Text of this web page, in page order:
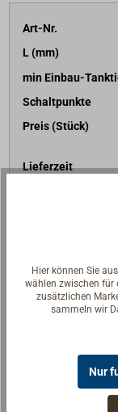
Art-Nr.
L (mm)
min Einbau-
Schaltpunkte
Preis (Stück)
Lieferzeit
Art-Nr.
min Einbau-
Schaltpunkte
Hier können Sie
wählen zwischen für
zusätzlichen
sammeln wir
Nur